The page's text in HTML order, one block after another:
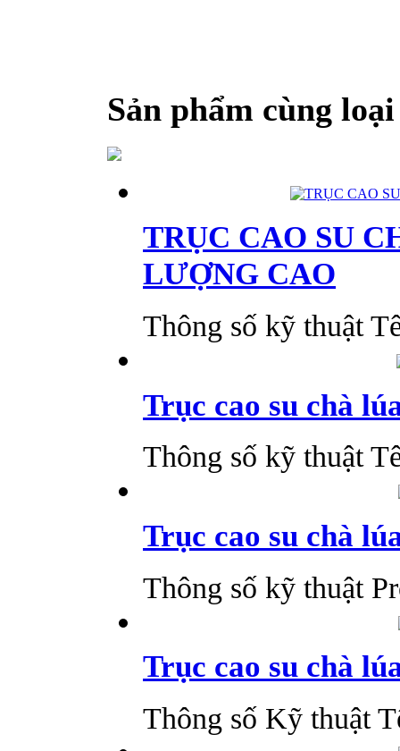
Sản phẩm cùng loại
TRỤC CAO SU
LƯỢNG CAO
Thông số kỹ thuật
Trục cao su chà
Thông số kỹ thuật
Trục cao su chà
Thông số kỹ thuật
Trục cao su chà
Thông số Kỹ thuật